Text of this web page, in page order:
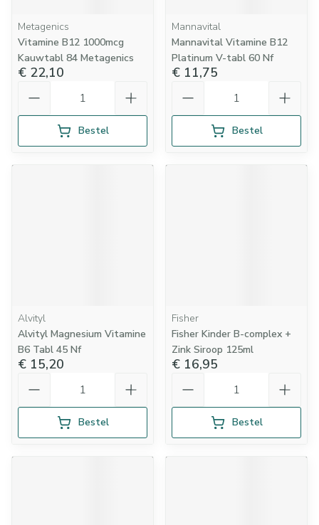
Metagenics
Vitamine B12 1000mcg
Kauwtabl 84 Metagenics
€ 22,10
Bestel
Mannavital
Mannavital Vitamine B12
Platinum V-tabl 60 Nf
€ 11,75
Bestel
Alvityl
Alvityl Magnesium Vitamine
B6 Tabl 45 Nf
€ 15,20
Bestel
Fisher
Fisher Kinder B-complex +
Zink Siroop 125ml
€ 16,95
Bestel